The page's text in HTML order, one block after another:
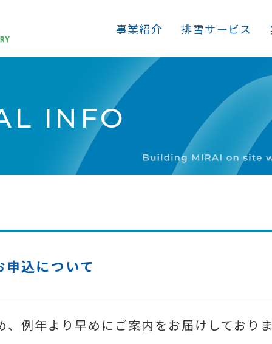
事業紹介 排雪サービス
INFO
込について
例年より早めにご案内をお届けしており